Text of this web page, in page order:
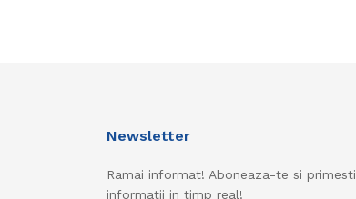
Newsletter
Ramai informat! Aboneaza-te si primesti
informatii in timp real!